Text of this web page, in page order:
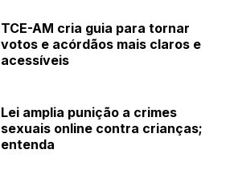
TCE-AM cria guia para tornar
votos e acórdãos mais claros e
acessíveis
Lei amplia punição a crimes
sexuais online contra crianças;
entenda